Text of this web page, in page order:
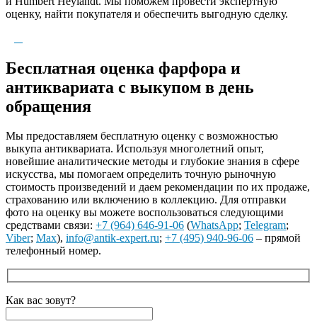
оценку, найти покупателя и обеспечить выгодную сделку.
Бесплатная оценка фарфора и
антиквариата с выкупом в день
обращения
Мы предоставляем бесплатную оценку с возможностью
выкупа антиквариата. Используя многолетний опыт,
новейшие аналитические методы и глубокие знания в сфере
искусства, мы помогаем определить точную рыночную
стоимость произведений и даем рекомендации по их продаже,
страхованию или включению в коллекцию. Для отправки
фото на оценку вы можете воспользоваться следующими
средствами связи: +7 (964) 646-91-06 (WhatsApp; Telegram;
Viber; Max), info@antik-expert.ru; +7 (495) 940-96-06 – прямой
телефонный номер.
Как вас зовут?